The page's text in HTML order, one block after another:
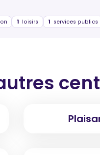
1 loisirs 1 services publics